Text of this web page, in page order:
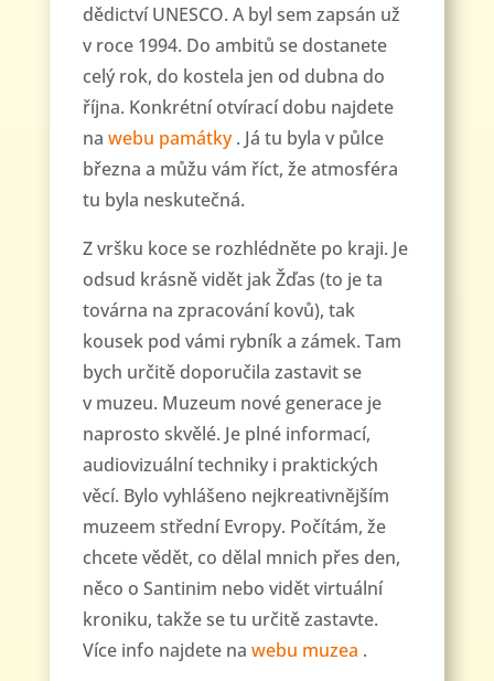
dědictví UNESCO. A byl sem zapsán už
v roce 1994. Do ambitů se dostanete
celý rok, do kostela jen od dubna do
října. Konkrétní otvírací dobu najdete
na webu památky. Já tu byla v půlce
března a můžu vám říct, že atmosféra
tu byla neskutečná.
Z vršku koce se rozhlédněte po kraji. Je
odsud krásně vidět jak Žďas (to je ta
továrna na zpracování kovů), tak
kousek pod vámi rybník a zámek. Tam
bych určitě doporučila zastavit se
v muzeu. Muzeum nové generace je
naprosto skvělé. Je plné informací,
audiovizuální techniky i praktických
věcí. Bylo vyhlášeno nejkreativnějším
muzeem střední Evropy. Počítám, že
chcete vědět, co dělal mnich přes den,
něco o Santinim nebo vidět virtuální
kroniku, takže se tu určitě zastavte.
Více info najdete na webu muzea .